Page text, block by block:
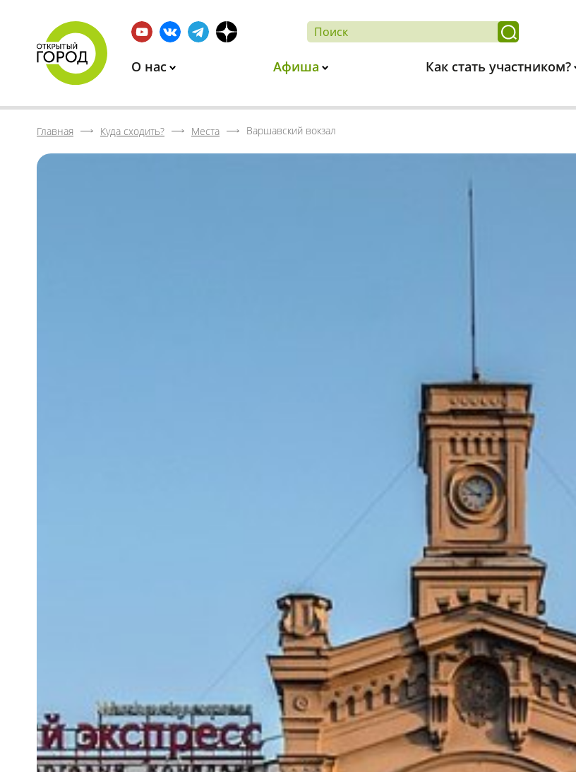
О нас Афиша Как стать участником?
Главная Куда сходить? Места Варшавский вокзал